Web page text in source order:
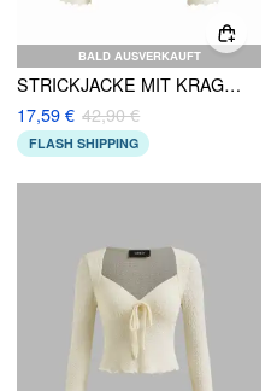
BALD AUSVERKAUFT
STRICKJACKE MIT KRAGEN, V-AUSSCHNITT, GLOCKENÄRMELN UND AUSSCHNITTEN
17,59 € 42,90 €
FLASH SHIPPING